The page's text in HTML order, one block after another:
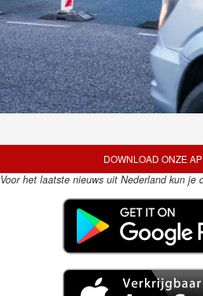
DOWNLOAD ONZE
Voor het laatste nieuws uit Nederland kun je